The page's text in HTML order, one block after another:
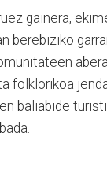
gainera,
berebiziko
folklorikoa
baliabide